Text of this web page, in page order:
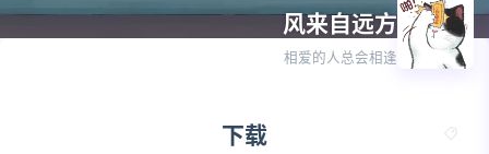
风来自远方
相爱的人总会相逢
下载
1篇